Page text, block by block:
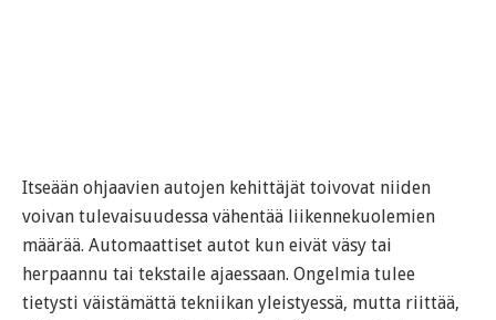
Itseään ohjaavien autojen kehittäjät toivovat niiden
voivan tulevaisuudessa vähentää liikennekuolemien
määrää. Automaattiset autot kun eivät väsy tai
herpaannu tai tekstaile ajaessaan. Ongelmia tulee
tietysti väistämättä tekniikan yleistyessä, mutta riittää,